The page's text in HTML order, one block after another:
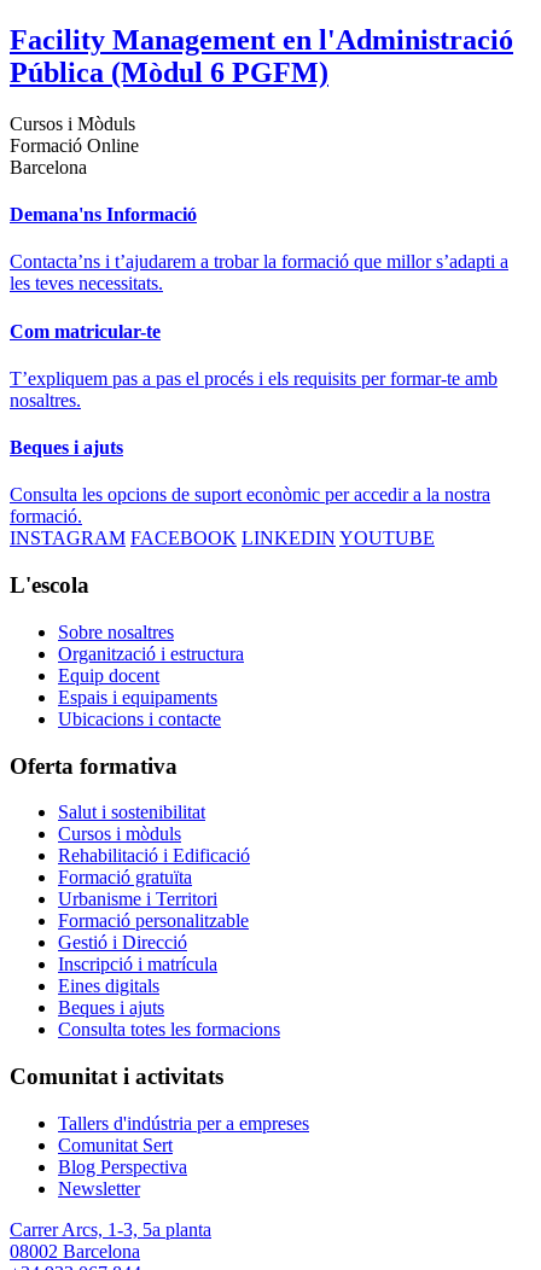
Facility Management en l'Administració
Pública (Mòdul 6 PGFM)
Cursos i Mòduls
Formació Online
Barcelona
Demana'ns Informació
Contacta’ns i t’ajudarem a trobar la formació que millor s’adapti a
les teves necessitats.
Com matricular-te
T’expliquem pas a pas el procés i els requisits per formar-te amb
nosaltres.
Beques i ajuts
Consulta les opcions de suport econòmic per accedir a la nostra
formació.
INSTAGRAM FACEBOOK LINKEDIN YOUTUBE
L'escola
Sobre nosaltres
Organització i estructura
Equip docent
Espais i equipaments
Ubicacions i contacte
Oferta formativa
Salut i sostenibilitat
Cursos i mòduls
Rehabilitació i Edificació
Formació gratuïta
Urbanisme i Territori
Formació personalitzable
Gestió i Direcció
Inscripció i matrícula
Eines digitals
Beques i ajuts
Consulta totes les formacions
Comunitat i activitats
Tallers d'indústria per a empreses
Comunitat Sert
Blog Perspectiva
Newsletter
Carrer Arcs, 1-3, 5a planta
08002 Barcelona